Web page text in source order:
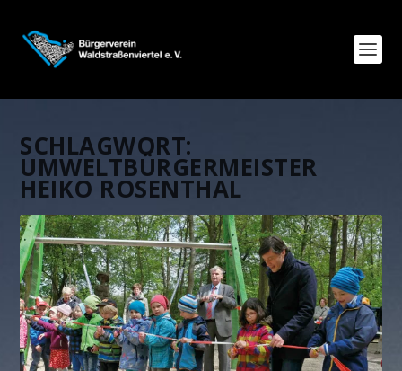
SCHLAGWORT:
UMWELTBÜRGERMEISTER
HEIKO ROSENTHAL